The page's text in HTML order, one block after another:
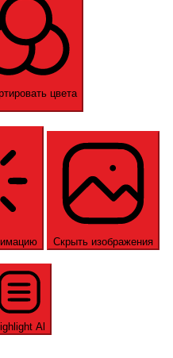
цвета
Скрыть изображения
Al